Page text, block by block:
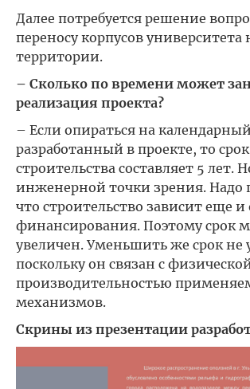
Далее потребуется решение
переносу корпусов университета
территории.
– Сколько по времени может
реализация проекта?
– Если опираться на
разработанный в проекте, то срок
строительства составляет 5 лет.
инженерной точки зрения. Надо
что строительство зависит еще и
финансирования. Поэтому срок
увеличен. Уменьшить же срок не
поскольку он связан с
производительностью
механизмов.
Скрины из презентации